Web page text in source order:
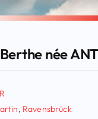
née
R
, Ravensbrück